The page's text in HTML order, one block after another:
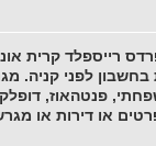
רייספלד קרית
לפני קניה.
פנטהאוז,
או דירות או